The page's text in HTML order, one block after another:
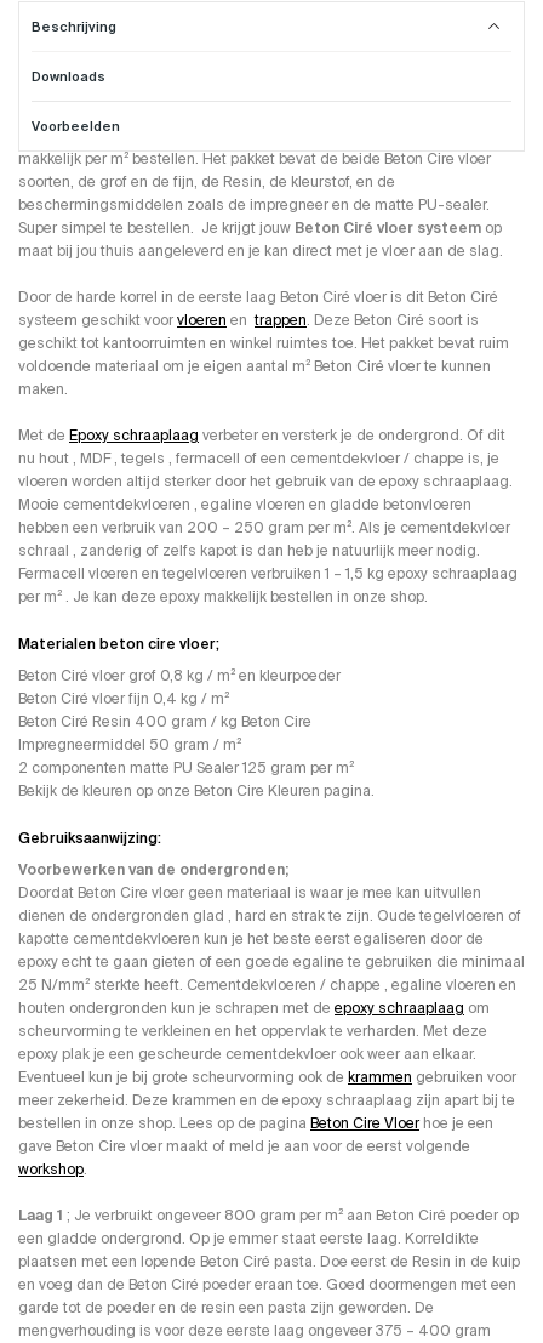
Beschrijving
Downloads
Voorbeelden
Beton Cire vloer systeem
Deze volledige professionele set
makkelijk per m² bestellen. Het pakket bevat de beide Beton Cire vloer
soorten, de grof en de fijn, de Resin, de kleurstof, en de
beschermingsmiddelen zoals de impregneer en de matte PU-sealer.
Super simpel te bestellen. Je krijgt jouw Beton Ciré vloer systeem op
maat bij jou thuis aangeleverd en je kan direct met je vloer aan de slag.
Door de harde korrel in de eerste laag Beton Ciré vloer is dit Beton Ciré
systeem geschikt voorvloeren entrappen. Deze Beton Ciré soort is
geschikt tot kantoorruimten en winkel ruimtes toe. Het pakket bevat ruim
voldoende materiaal om je eigen aantal m² Beton Ciré vloer te kunnen
maken.
Met de Epoxy schraaplaag verbeter en versterk je de ondergrond. Of dit
nu hout , MDF , tegels , fermacell of een cementdekvloer / chappe is, je
vloeren worden altijd sterker door het gebruik van de epoxy schraaplaag.
Mooie cementdekvloeren , egaline vloeren en gladde betonvloeren
hebben een verbruik van 200 – 250 gram per m². Als je cementdekvloer
schraal , zanderig of zelfs kapot is dan heb je natuurlijk meer nodig.
Fermacell vloeren en tegelvloeren verbruiken 1 – 1,5 kg epoxy schraaplaag
per m² . Je kan deze epoxy makkelijk bestellen in onze shop.
Materialen beton cire vloer;
Beton Ciré vloer grof 0,8 kg / m² en kleurpoeder
Beton Ciré vloer fijn 0,4 kg / m²
Beton Ciré Resin 400 gram / kg Beton Cire
Impregneermiddel 50 gram / m²
2 componenten matte PU Sealer 125 gram per m²
Bekijk de kleuren op onze Beton Cire Kleuren pagina.
Gebruiksaanwijzing:
Voorbewerken van de ondergronden;
Doordat Beton Cire vloer geen materiaal is waar je mee kan uitvullen
dienen de ondergronden glad , hard en strak te zijn. Oude tegelvloeren of
kapotte cementdekvloeren kun je het beste eerst egaliseren door de
epoxy echt te gaan gieten of een goede egaline te gebruiken die minimaal
25 N/mm² sterkte heeft. Cementdekvloeren / chappe , egaline vloeren en
houten ondergronden kun je schrapen met de epoxy schraaplaag om
scheurvorming te verkleinen en het oppervlak te verharden. Met deze
epoxy plak je een gescheurde cementdekvloer ook weer aan elkaar.
Eventueel kun je bij grote scheurvorming ook de krammen gebruiken voor
meer zekerheid. Deze krammen en de epoxy schraaplaag zijn apart bij te
bestellen in onze shop. Lees op de pagina Beton Cire Vloerhoe je een
gave Beton Cire vloer maakt of meld je aan voor de eerst volgende
workshop.
Laag 1 ; Je verbruikt ongeveer 800 gram per m² aan Beton Ciré poeder op
een gladde ondergrond. Op je emmer staat eerste laag. Korreldikte
plaatsen met een lopende Beton Ciré pasta. Doe eerst de Resin in de kuip
en voeg dan de Beton Ciré poeder eraan toe. Goed doormengen met een
garde tot de poeder en de resin een pasta zijn geworden. De
mengverhouding is voor deze eerste laag ongeveer 375 – 400 gram